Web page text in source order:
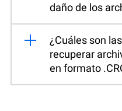
daño de los
¿Cuáles son
recuperar
en formato